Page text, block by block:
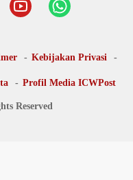
Kebijakan Privasi
Profil Media ICWPost
Reserved